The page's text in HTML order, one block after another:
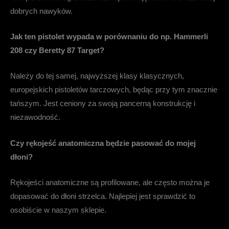
dobrych nawyków.
Jak ten pistolet wypada w porównaniu do np. Hammerli
208 czy Beretty 87 Target?
Należy do tej samej, najwyższej klasy klasycznych,
europejskich pistoletów tarczowych, będąc przy tym znacznie
tańszym. Jest ceniony za swoją pancerną konstrukcję i
niezawodność.
Czy rękojeść anatomiczna będzie pasować do mojej
dłoni?
Rękojeści anatomiczne są profilowane, ale często można je
dopasować do dłoni strzelca. Najlepiej jest sprawdzić to
osobiście w naszym sklepie.